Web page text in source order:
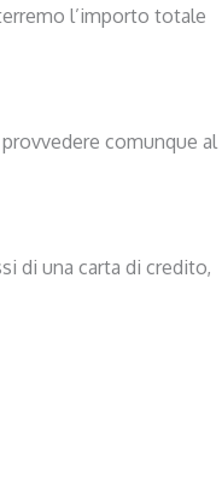
l’importo totale
comunque al
di una carta di credito,